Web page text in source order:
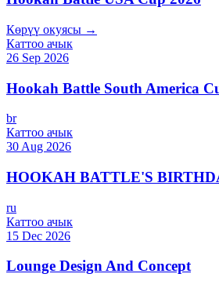
Көрүү окуясы →
Каттоо ачык
26 Sep 2026
Hookah Battle South America
br
Каттоо ачык
30 Aug 2026
HOOKAH BATTLE'S
ru
Каттоо ачык
15 Dec 2026
Lounge Design And Concept